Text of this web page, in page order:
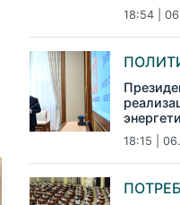
18:54 |
18:15 |